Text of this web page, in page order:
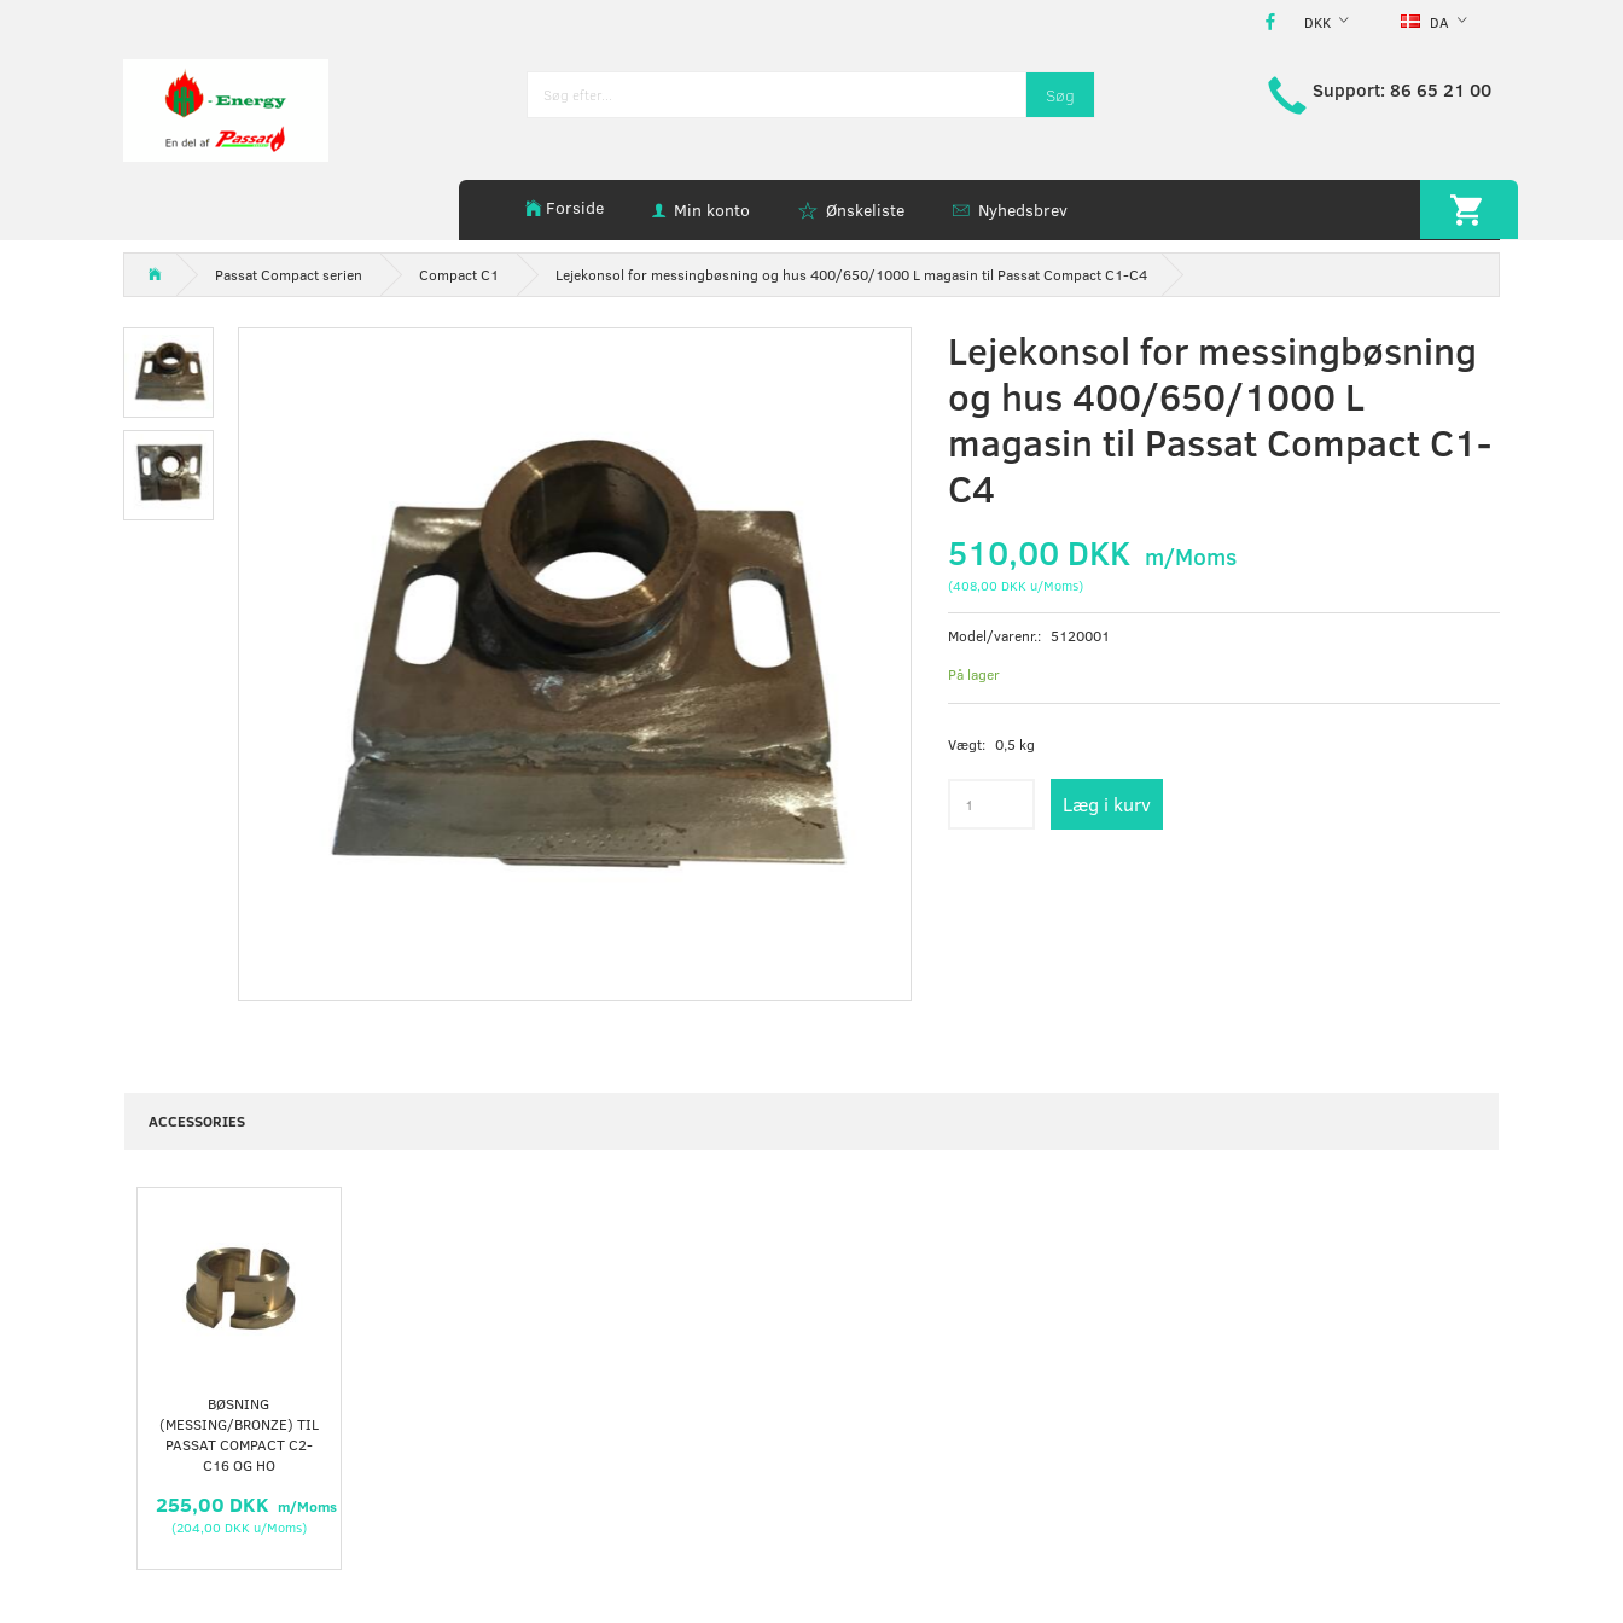
DA
DKK
Søg Support: 86 65 21 00
Forside Min konto Ønskeliste Nyhedsbrev
Passat Compact serien Compact C1 Lejekonsol for messingbøsning og hus 400/650/1000 L magasin til Passat Compact C1-C4
Lejekonsol for messingbøsning
og hus 400/650/1000 L
magasin til Passat Compact C1-
C4
510,00 DKK m/Moms
(408,00 DKKu/Moms)
Model/varenr.: 5120001
På lager
Vægt: 0,5 kg
Læg i kurv
ACCESSORIES
BØSNING
(MESSING/BRONZE) TIL
PASSAT COMPACT C2-
C16 OG HO
255,00 DKK m/Moms
(204,00 DKK u/Moms)